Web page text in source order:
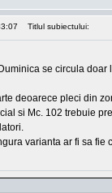
Titlul subiectului:
se circula
deoarece pleci din
si Mc. 102 trebuie
varianta ar fi sa fie